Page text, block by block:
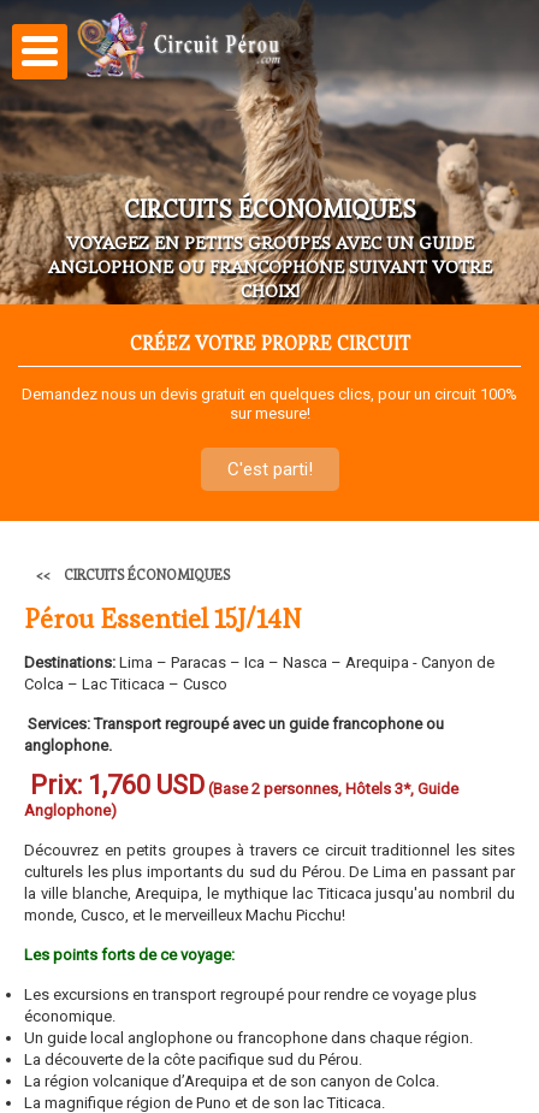
Aller au
contenu
principal
CIRCUITS ÉCONOMIQUES
VOYAGEZ EN PETITS GROUPES AVEC UN GUIDE
ANGLOPHONE OU FRANCOPHONE SUIVANT VOTRE
CHOIX!
CRÉEZ VOTRE PROPRE CIRCUIT
Demandez nous un devis gratuit en quelques clics, pour un circuit 100%
sur mesure!
C'est parti!
CIRCUITS ÉCONOMIQUES
Pérou Essentiel 15J/14N
Destinations: Lima – Paracas – Ica – Nasca – Arequipa - Canyon de
Colca – Lac Titicaca – Cusco
Services: Transport regroupé avec un guide francophone ou
anglophone.
Prix: 1,760 USD (Base 2 personnes, Hôtels 3*, Guide
Anglophone)
Découvrez en petits groupes à travers ce circuit traditionnel les sites
culturels les plus importants du sud du Pérou. De Lima en passant par
la ville blanche, Arequipa, le mythique lac Titicaca jusqu'au nombril du
monde, Cusco, et le merveilleux Machu Picchu!
Les points forts de ce voyage:
Les excursions en transport regroupé pour rendre ce voyage plus
économique.
Un guide local anglophone ou francophone dans chaque région.
La découverte de la côte pacifique sud du Pérou.
La région volcanique d’Arequipa et de son canyon de Colca.
La magnifique région de Puno et de son lac Titicaca.